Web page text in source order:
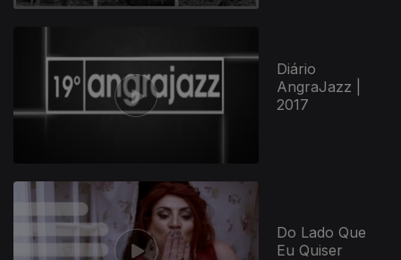
Diário
AngraJazz |
2017
Do Lado Que
Eu Quiser